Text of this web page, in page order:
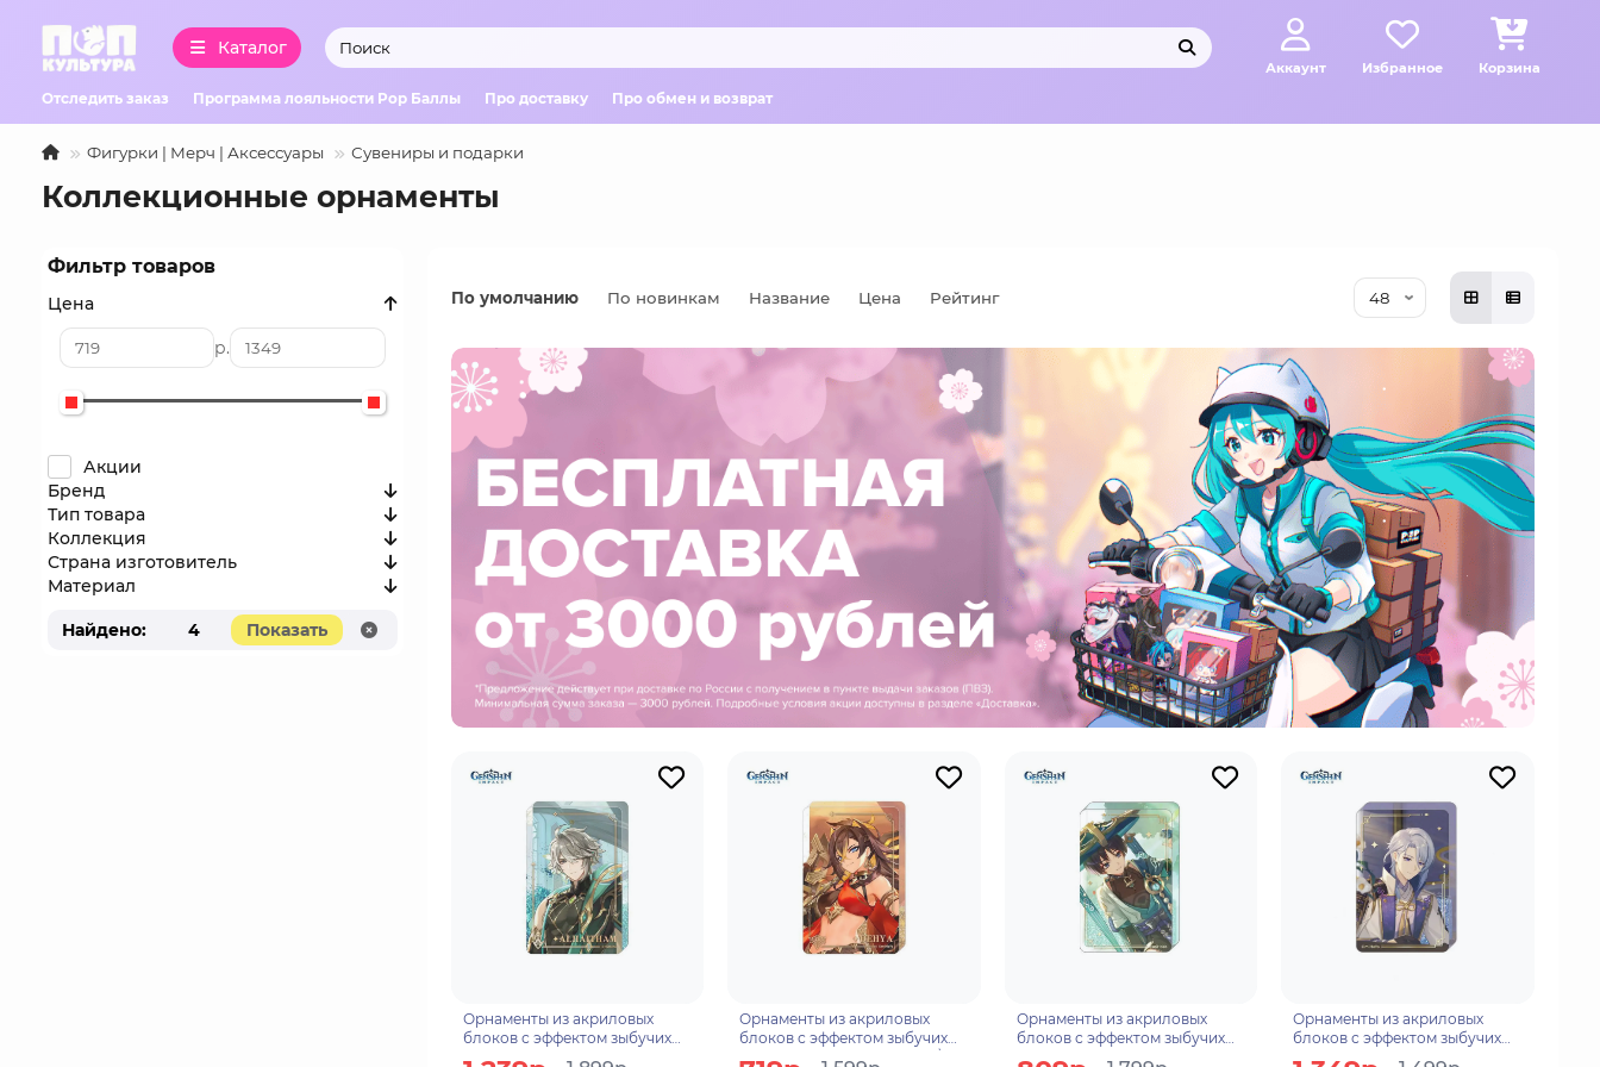
Каталог
Аккаунт Избранное Корзина
Отследить заказ Программа лояльности Pop Баллы Про доставку Про обмен и возврат
Фигурки | Мерч | Аксессуары Сувениры и подарки
Коллекционные орнаменты
Фильтр товаров
Цена
р.
Акции
Бренд
Тип товара
Коллекция
Страна изготовитель
Материал
Найдено: 4 Показать
По умолчанию По новинкам Название Цена Рейтинг
Орнаменты из акриловых
блоков с эффектом зыбучих
песков внутри "The Exquisite
Орнаменты из акриловых
блоков с эффектом зыбучих
песков внутри "Windblume\'s
Орнаменты из акриловых
блоков с эффектом зыбучих
песков внутри The Wanderer
Орнаменты из акриловых
блоков с эффектом зыбучих
песков внутри Kamisato Ayato